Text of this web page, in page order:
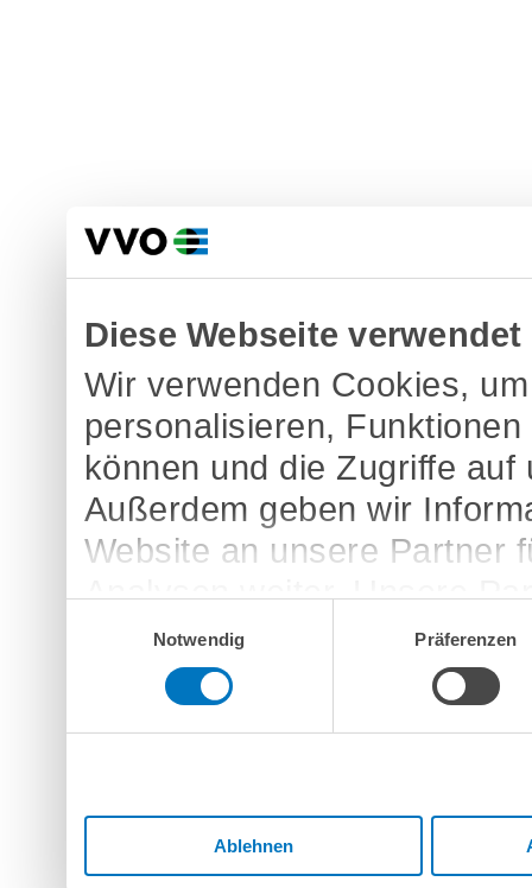
Diese Webseite
Wir verwenden Cookies,
personalisieren,
können und die Zugriffe
Außerdem geben wir
Website an unsere Partner
Analysen weiter. Unsere
möglicherweise mit
bereitgestellt haben oder
Dienste gesammelt haben.
Notwendig
Präferenzen
Ablehnen